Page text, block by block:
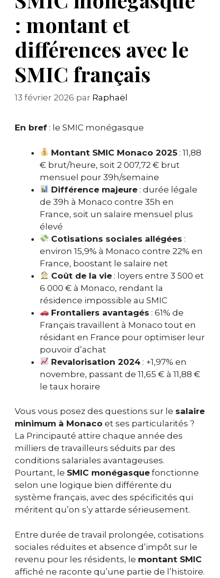
: montant et
différences avec le
SMIC français
13 février 2026 par Raphaël
En bref : le SMIC monégasque
Montant SMIC Monaco 2025 : 11,88
€ brut/heure, soit 2 007,72 € brut
mensuel pour 39h/semaine
Différence majeure : durée légale
de 39h à Monaco contre 35h en
France, soit un salaire mensuel plus
élevé
Cotisations sociales allégées :
environ 15,9% à Monaco contre 22% en
France, boostant le salaire net
Coût de la vie : loyers entre 3 500 et
6 000 € à Monaco, rendant la
résidence impossible au SMIC
Frontaliers avantagés : 61% de
Français travaillent à Monaco tout en
résidant en France pour optimiser leur
pouvoir d’achat
Revalorisation 2024 : +1,97% en
novembre, passant de 11,65 € à 11,88 €
le taux horaire
Vous vous posez des questions sur le salaire
minimum à Monaco et ses particularités ?
La Principauté attire chaque année des
milliers de travailleurs séduits par des
conditions salariales avantageuses.
Pourtant, le SMIC monégasque fonctionne
selon une logique bien différente du
système français, avec des spécificités qui
méritent qu’on s’y attarde sérieusement.
Entre durée de travail prolongée, cotisations
sociales réduites et absence d’impôt sur le
revenu pour les résidents, le montant SMIC
affiché ne raconte qu’une partie de l’histoire.